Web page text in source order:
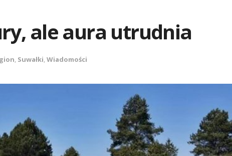
ale aura utrudnia
, Suwałki,Wiadomości